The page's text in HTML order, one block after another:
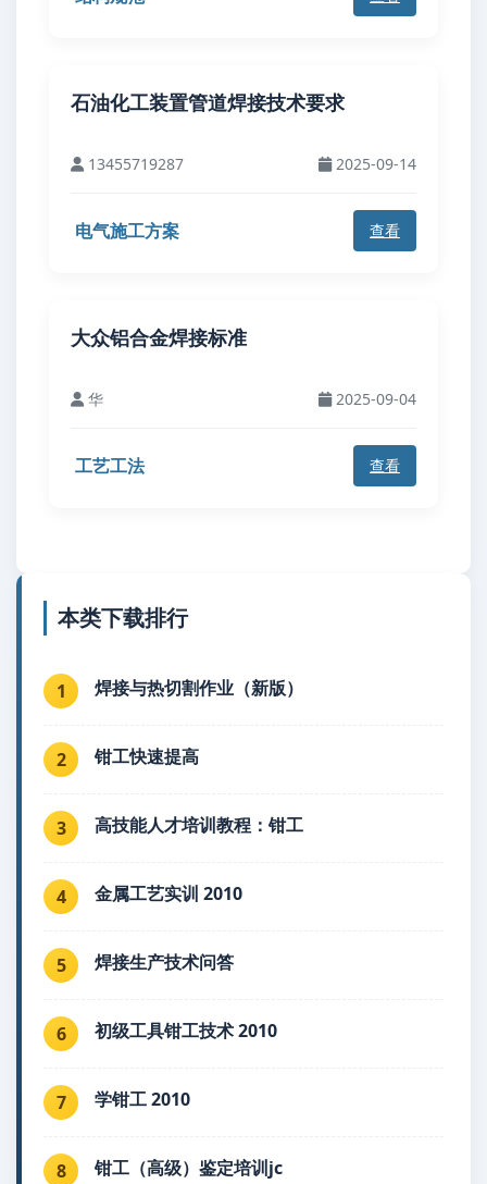
石油化工装置管道焊接技术要求
13455719287 2025-09-14
电气施工方案 查看
大众铝合金焊接标准
华 2025-09-04
工艺工法 查看
本类下载排行
1 焊接与热切割作业（新版）
2 钳工快速提高
3 高技能人才培训教程：钳工
4 金属工艺实训 2010
5 焊接生产技术问答
6 初级工具钳工技术 2010
7 学钳工 2010
8 钳工（高级）鉴定培训jc